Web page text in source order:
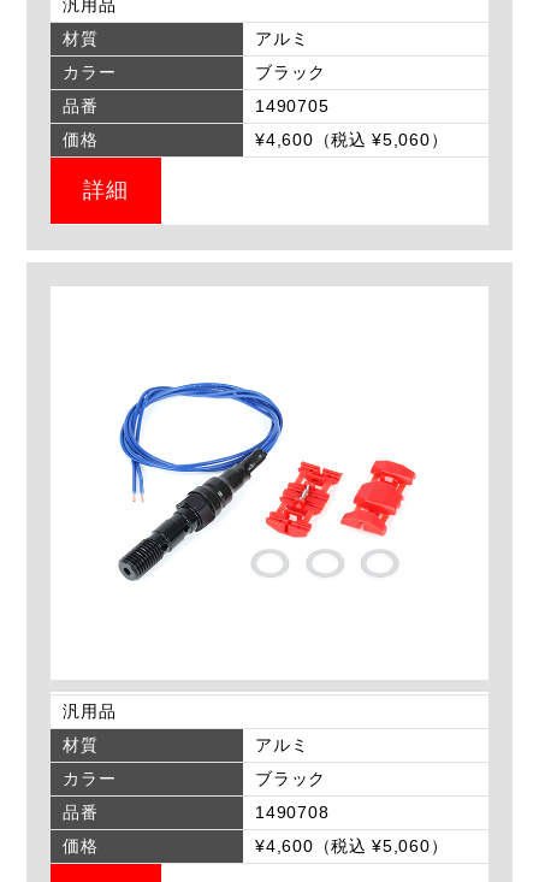
汎用品
材質
アルミ
カラー
ブラック
品番
1490705
価格
¥4,600（税込 ¥5,060）
詳細
汎用品
材質
アルミ
カラー
ブラック
品番
1490708
価格
¥4,600（税込 ¥5,060）